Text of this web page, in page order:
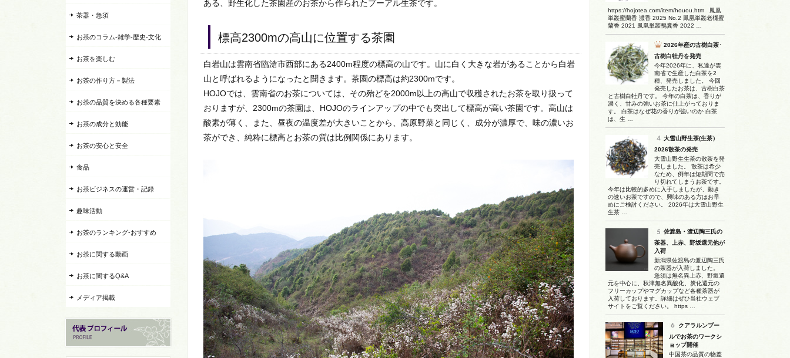
ある、野生化した茶園産のお茶から作られたプーアル生茶です。
標高2300mの高山に位置する茶園
白岩山は雲南省臨滄市西部にある2400m程度の標高の山です。山に白く大きな岩があることから白岩
山と呼ばれるようになったと聞きます。茶園の標高は約2300mです。
HOJOでは、雲南省のお茶については、その殆どを2000m以上の高山で収穫されたお茶を取り扱って
おりますが、2300mの茶園は、HOJOのラインアップの中でも突出して標高が高い茶園です。高山は
酸素が薄く、また、昼夜の温度差が大きいことから、高原野菜と同じく、成分が濃厚で、味の濃いお
茶ができ、純粋に標高とお茶の質は比例関係にあります。
https://hojotea.com/item/houou.htm 鳳凰
単叢蜜蘭香 濃香 2025 No.2 鳳凰単叢老欉蜜
蘭香 2021 鳳凰単叢鴨糞香 2022 …
2026年産の古樹白茶･
古樹白牡丹を発売
今年2026年に、私達が雲
南省で生産した白茶を2
種、発売しました。 今回
発売したお茶は、古樹白茶
と古樹白牡丹です。 今年の白茶は、香りが
濃く、甘みの強いお茶に仕上がっておりま
す。 白茶はなぜ花の香りが強いのか 白茶
は、生 …
大雪山野生茶(生茶）
2026散茶の発売
大雪山野生生茶の散茶を発
売しました。 散茶は希少
なため、例年は短期間で売
り切れてしまうお茶です。
今年は比較的多めに入手しましたが、動き
の速いお茶ですので、興味のある方はお早
めにご検討ください。 2026年は大雪山野生
生茶 …
佐渡島・渡辺陶三氏の
茶器、上赤、野坂還元他が
入荷
新潟県佐渡島の渡辺陶三氏
の茶器が入荷しました。
急須は無名異上赤、野坂還
元を中心に、秋津無名異酸化、炭化還元の
フリーカップやマグカップなど各種茶器が
入荷しております。詳細はぜひ当社ウェブ
サイトをご覧ください。 https …
クアラルンプー
ルでお茶のワークシ
ョップ開催
中国茶の品質の物差
茶器・急須
お茶のコラム-雑学-歴史-文化
お茶を楽しむ
お茶の作り方－製法
お茶の品質を決める各種要素
お茶の成分と効能
お茶の安心と安全
食品
お茶ビジネスの運営・記録
趣味活動
お茶のランキング-おすすめ
お茶に関する動画
お茶に関するQ&A
メディア掲載